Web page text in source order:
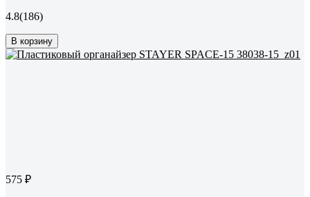
4.8(186)
В корзину
575 ₽